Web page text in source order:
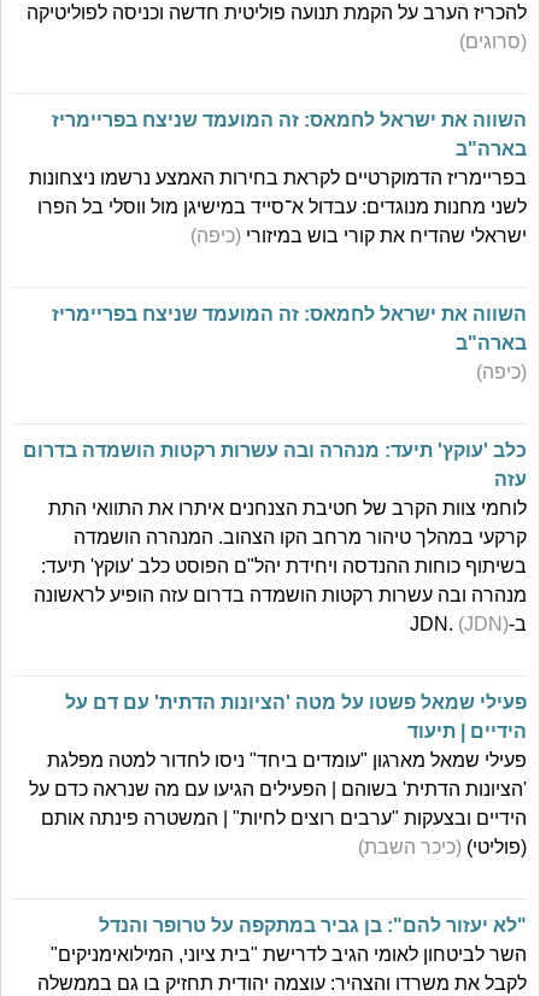
להכריז הערב על הקמת תנועה פוליטית חדשה וכניסה לפוליטיקה
(סרוגים)
השווה את ישראל לחמאס: זה המועמד שניצח בפריימריז
בארה"ב
בפריימריז הדמוקרטיים לקראת בחירות האמצע נרשמו ניצחונות
לשני מחנות מנוגדים: עבדול א־סייד במישיגן מול ווסלי בל הפרו
ישראלי שהדיח את קורי בוש במיזורי (כיפה)
השווה את ישראל לחמאס: זה המועמד שניצח בפריימריז
בארה"ב
(כיפה)
כלב 'עוקץ' תיעד: מנהרה ובה עשרות רקטות הושמדה בדרום
עזה
לוחמי צוות הקרב של חטיבת הצנחנים איתרו את התוואי התת
קרקעי במהלך טיהור מרחב הקו הצהוב. המנהרה הושמדה
בשיתוף כוחות ההנדסה ויחידת יהל"ם הפוסט כלב 'עוקץ' תיעד:
מנהרה ובה עשרות רקטות הושמדה בדרום עזה הופיע לראשונה
ב-JDN.(JDN)
פעילי שמאל פשטו על מטה 'הציונות הדתית' עם דם על
הידיים | תיעוד
פעילי שמאל מארגון "עומדים ביחד" ניסו לחדור למטה מפלגת
'הציונות הדתית' בשוהם | הפעילים הגיעו עם מה שנראה כדם על
הידיים ובצעקות "ערבים רוצים לחיות" | המשטרה פינתה אותם
(פוליטי) (כיכר השבת)
"לא יעזור להם": בן גביר במתקפה על טרופר והנדל
השר לביטחון לאומי הגיב לדרישת "בית ציוני, המילואימניקים"
לקבל את משרדו והצהיר: עוצמה יהודית תחזיק בו גם בממשלה